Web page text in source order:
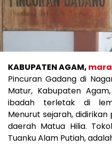
KABUPATEN AGAM,
Pincuran Gadang di
Matur, Kabupaten
ibadah terletak di
Menurut sejarah, didirikan
daerah Matua Hilia.
Tuanku Alam Putiah,